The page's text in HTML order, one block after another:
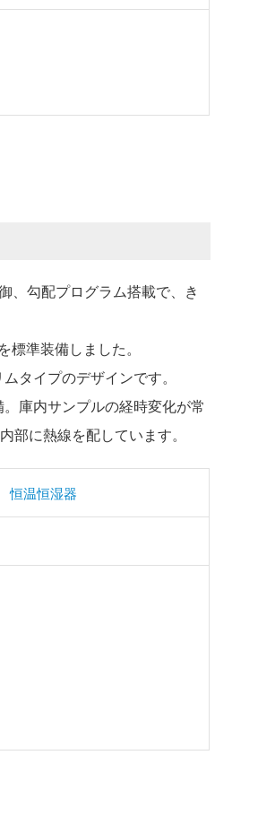
、勾配プログラム搭載で、き
標準装備しました。
タイプのデザインです。
庫内サンプルの経時変化が常
部に熱線を配しています。
恒温恒湿器